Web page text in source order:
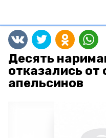
Десять
отказались от
апельсинов